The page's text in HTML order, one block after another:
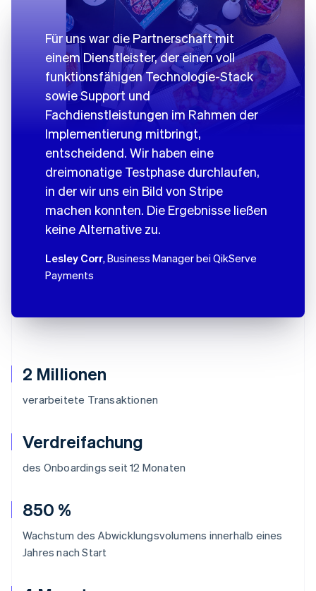
2 Millionen
verarbeitete Transaktionen
Verdreifachung
des Onboardings seit 12 Monaten
850 %
Wachstum des Abwicklungsvolumens innerhalb eines
Jahres nach Start
Für uns war die Partnerschaft mit
einem Dienstleister, der einen voll
funktionsfähigen Technologie-Stack
sowie Support und
Fachdienstleistungen im Rahmen der
Implementierung mitbringt,
entscheidend. Wir haben eine
dreimonatige Testphase durchlaufen,
in der wir uns ein Bild von Stripe
machen konnten. Die Ergebnisse ließen
keine Alternative zu.
Lesley Corr, Business Manager bei QikServe
Payments